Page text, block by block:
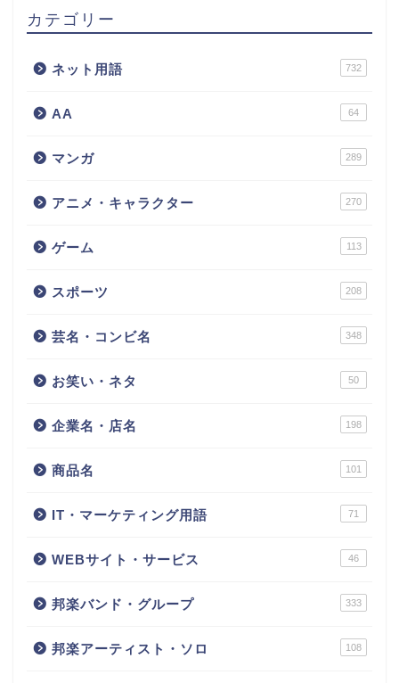
カテゴリー
ネット用語 732
AA 64
マンガ 289
アニメ・キャラクター 270
ゲーム 113
スポーツ 208
芸名・コンビ名 348
お笑い・ネタ 50
企業名・店名 198
商品名 101
IT・マーケティング用語 71
WEBサイト・サービス 46
邦楽バンド・グループ 333
邦楽アーティスト・ソロ 108